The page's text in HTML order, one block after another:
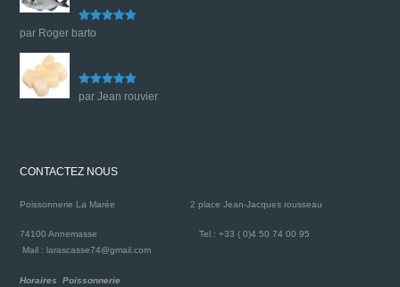
Note
par Roger barto
Note5sur
5
par Jean rouvier
CONTACTEZ NOUS
Poissonnerie La Marée2 place Jean-Jacques rousseau
74100 AnnemasseTel : +33 ( 0)4 50 74 00 95
Mail : larascasse74@gmail.com
Horaires Poissonnerie